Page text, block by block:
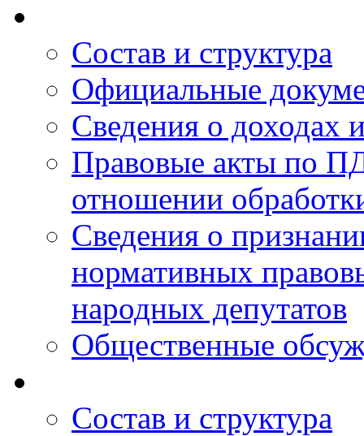
Состав и структура
Официальные
Сведения о доходах
Правовые акты по
отношении
Сведения о
нормативных
народных депутатов
Общественные
Состав и структура